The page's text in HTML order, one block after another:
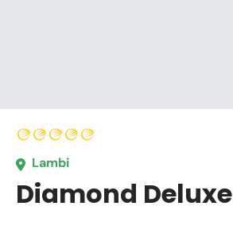
Lambi
Diamond Deluxe